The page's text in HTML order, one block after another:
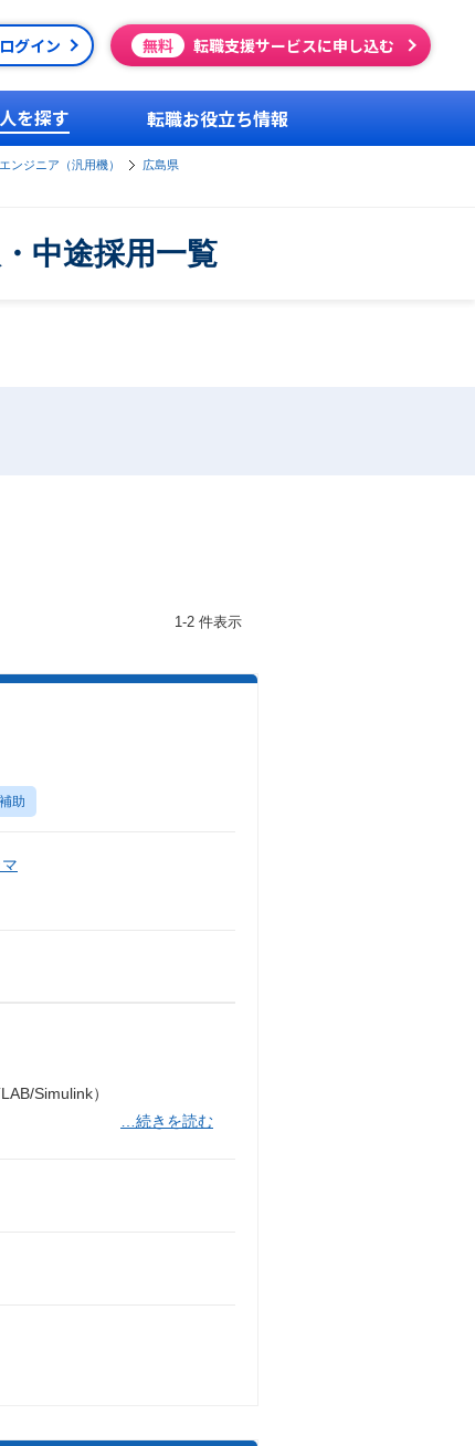
グイン 無料 転職支援サービスに申し込む
を探す 転職お役立ち情報
ンジニア（汎用機）
広島県
中途採用一覧
1-2 件表示
助
Simulink）
…続きを読む